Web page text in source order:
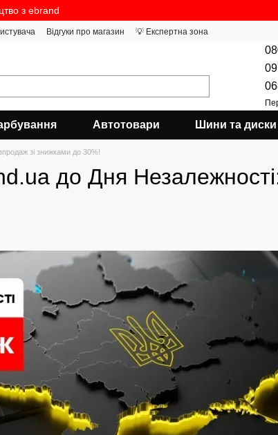
з ebrand
Відгуки про магазин 💡 Експертна зона
Автотовари Шини та диски
зі знижками до 30%!
до Дня